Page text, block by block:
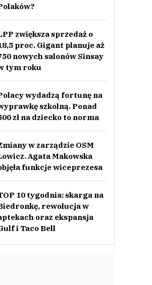
zwiększa sprzedaż o
proc. Gigant planuje aż
nowych salonów Sinsay
tym roku
wydadzą fortunę na
szkolną. Ponad
zł na dziecko to norma
w zarządzie OSM
Agata Makowska
funkcje wiceprezesa
10 tygodnia: skarga na
rewolucja w
oraz ekspansja
i Taco Bell